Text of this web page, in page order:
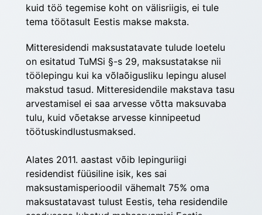
kuid töö tegemise koht on välisriigis, ei tule
tema töötasult Eestis makse maksta.
Mitteresidendi maksustatavate tulude loetelu
on esitatud TuMSi §-s 29, maksustatakse nii
töölepingu kui ka võlaõigusliku lepingu alusel
makstud tasud. Mitteresidendile makstava tasu
arvestamisel ei saa arvesse võtta maksuvaba
tulu, kuid võetakse arvesse kinnipeetud
töötuskindlustusmaksed.
Alates 2011. aastast võib lepinguriigi
residendist füüsiline isik, kes sai
maksustamisperioodil vähemalt 75% oma
maksustatavast tulust Eestis, teha residendile